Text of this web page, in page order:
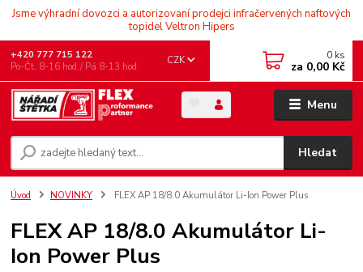
Jsme výhradní dovozci a autorizovaní prodejci infračervených naftových
topidel Veltron Hipers
Menu
CZK
Hledat
+420 777 715 122
Po-Čt, 8-16 hod./ Pá 8-13 hod.
0 ks
za 0,00 Kč
Úvod NOVINKY FLEX AP 18/8.0 Akumulátor Li-Ion Power Plus
FLEX AP 18/8.0 Akumulátor Li-
Ion Power Plus